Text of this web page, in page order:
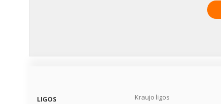
LIGOS
Kraujo ligos